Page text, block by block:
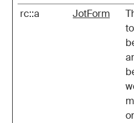
rc::a JotForm